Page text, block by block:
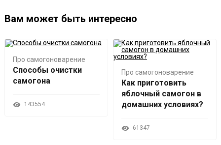
Вам может быть интересно
Про самогоноварение
Способы очистки
самогона
143554
Про самогоноварение
Как приготовить
яблочный самогон в
домашних условиях?
61347